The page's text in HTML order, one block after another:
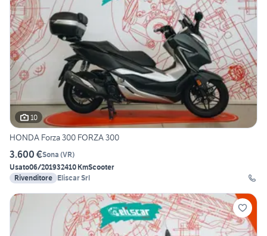
10
HONDA Forza 300 FORZA 300
3.600 €Sona (VR)
Usato06/201932410 KmScooter
Rivenditore Eliscar Srl